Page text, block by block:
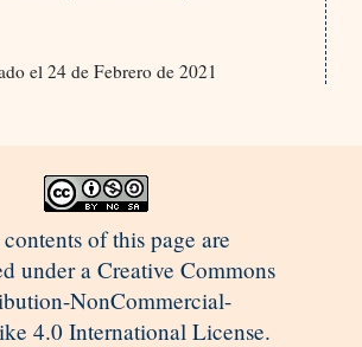
el 24 de Febrero de 2021
of this page are
under a Creative Commons
NonCommercial-
4.0 International License.